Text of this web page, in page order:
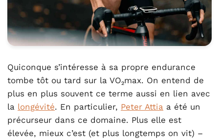
Quiconque s’intéresse à sa propre endurance
tombe tôt ou tard sur la VO₂max. On entend de
plus en plus souvent ce terme aussi en lien avec
la longévité. En particulier, Peter Attia a été un
précurseur dans ce domaine. Plus elle est
élevée, mieux c’est (et plus longtemps on vit) –